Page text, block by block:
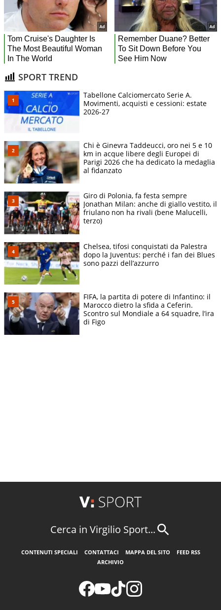
SPORT TREND
Tabellone Calciomercato Serie A.
Movimenti, acquisti e cessioni: estate
2026-27
Chi è Ginevra Taddeucci, oro nei 5 e 10
km in acque libere degli Europei di
Parigi 2026 che ha dedicato la medaglia
al fidanzato
Giro di Polonia, fa festa sempre
Jonathan Milan: anche di giallo vestito, il
friulano non ha rivali (bene Malucelli,
terzo)
Chelsea, tifosi conquistati da Palestra
dopo la Juventus: perché i fan dei Blues
sono pazzi dell’azzurro
FIFA, la partita di potere di Infantino: il
Marocco dietro la sfida a Ceferin.
Scontro sul Mondiale a 64 squadre, l’ira
di Figo
Cerca in Virgilio Sport...
CONTENUTI SPECIALI CONTATTACI MAPPA DEL SITO
FEED RSS
ARCHIVIO